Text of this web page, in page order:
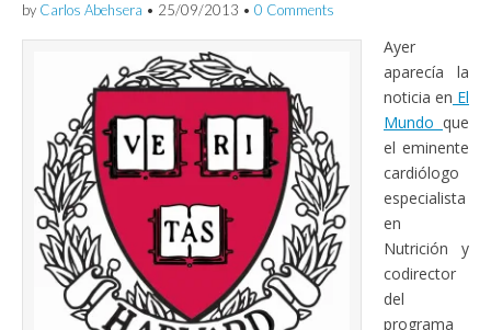
by Carlos Abehsera • 25/09/2013 • 0 Comments
Ayer
aparecía la
noticia en El
Mundo que
el eminente
cardiólogo
especialista
en
Nutrición y
codirector
del
programa